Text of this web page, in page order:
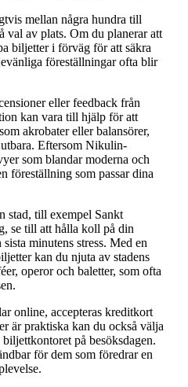
mellan några hundra till
val av plats. Om du planerar att
biljetter i förväg för att säkra
föreställningar ofta blir
eller feedback från
kan vara till hjälp för att
akrobater eller balansörer,
Eftersom Nikulin-
som blandar moderna och
föreställning som passar dina
stad, till exempel Sankt
se till att hålla koll på din
minutens stress. Med en
kan du njuta av stadens
operor och baletter, som ofta
online, accepteras kreditkort
är praktiska kan du också välja
på besöksdagen.
för dem som föredrar en